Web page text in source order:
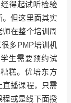
得起试听检验
。但这里面其实
在整个培训周
多PMP培训机
生需要预约试
糕。优培东方
直播课程，只需
程或是线下面授